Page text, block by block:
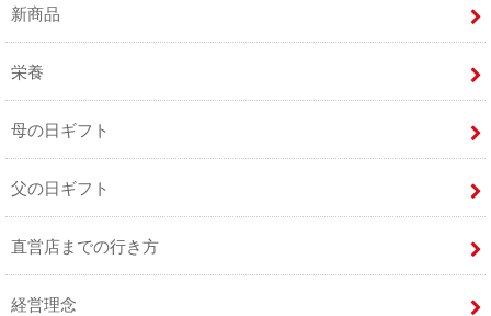
新商品
栄養
母の日ギフト
父の日ギフト
直営店までの行き方
経営理念